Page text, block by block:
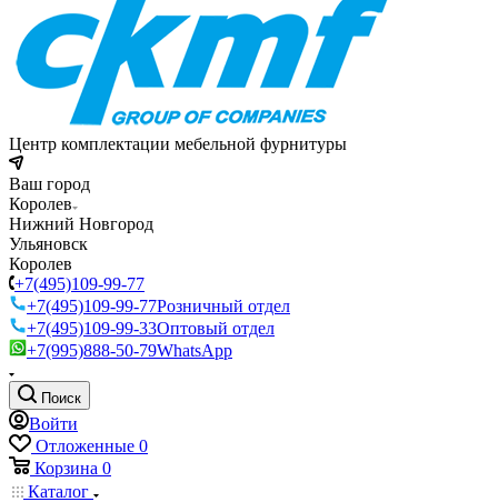
Центр комплектации мебельной фурнитуры
Ваш город
Королев
Нижний Новгород
Ульяновск
Королев
+7(495)109-99-77
+7(495)109-99-77Розничный отдел
+7(495)109-99-33Оптовый отдел
+7(995)888-50-79WhatsApp
Поиск
Войти
Отложенные 0
Корзина 0
Каталог